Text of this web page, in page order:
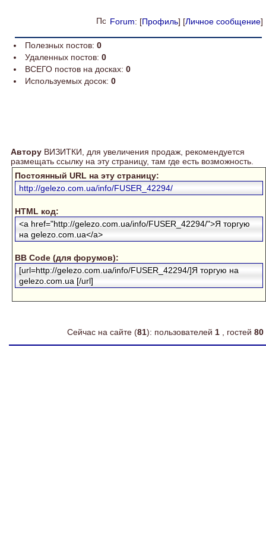
Forum: [Профиль] [Личное сообщение]
Полезных постов: 0
Удаленных постов: 0
ВСЕГО постов на досках: 0
Используемых досок: 0
Автору ВИЗИТКИ, для увеличения продаж, рекомендуется
размещать ссылку на эту страницу, там где есть возможность.
Постоянный URL на эту страницу:
http://gelezo.com.ua/info/FUSER_42294/
HTML код:
<a href="http://gelezo.com.ua/info/FUSER_42294/">Я торгую
на gelezo.com.ua</a>
BB Code (для форумов):
[url=http://gelezo.com.ua/info/FUSER_42294/]Я торгую на
gelezo.com.ua [/url]
Сейчас на сайте (81): пользователей 1 , гостей 80